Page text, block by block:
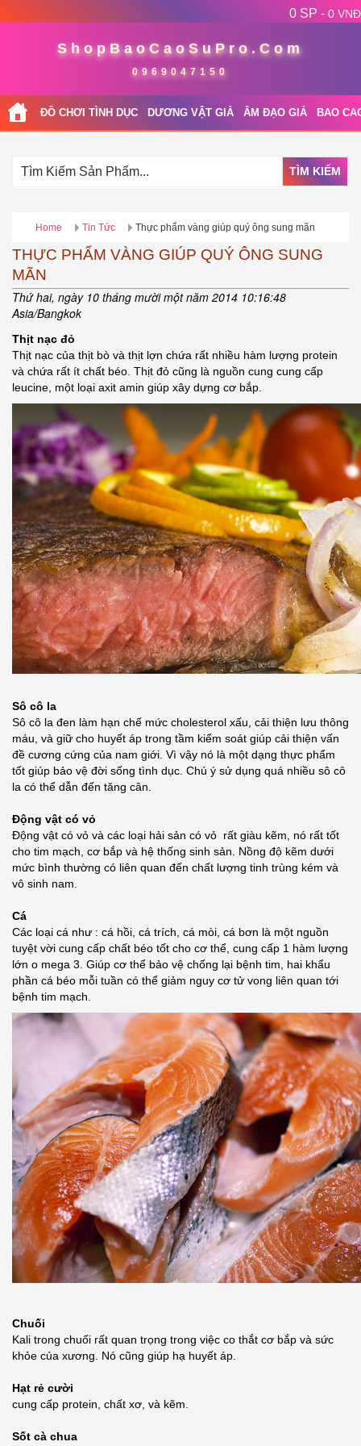
0 SP - 0 VNĐ
ShopBaoCaoSuPro.Com
0969047150
ĐỒ CHƠI TÌNH DỤC DƯƠNG VẬT GIẢ ÂM ĐẠO GIẢ BAO
TÌM KIẾM
Home Tin Tức Thực phẩm vàng giúp quý ông sung mãn
THỰC PHẨM VÀNG GIÚP QUÝ ÔNG SUNG
MÃN
Thứ hai, ngày 10 tháng mười một năm 2014 10:16:48
Asia/Bangkok
Thịt nạc đỏ
Thịt nạc của thịt bò và thịt lợn chứa rất nhiều hàm lượng protein
và chứa rất ít chất béo. Thịt đỏ cũng là nguồn cung cung cấp
leucine, một loại axit amin giúp xây dựng cơ bắp.
Sô cô la
Sô cô la đen làm hạn chế mức cholesterol xấu, cải thiện lưu thông
máu, và giữ cho huyết áp trong tầm kiểm soát giúp cải thiện vấn
đề cương cứng của nam giới. Vì vậy nó là một dạng thực phẩm
tốt giúp bảo vệ đời sống tình dục. Chú ý sử dụng quá nhiều sô cô
la có thể dẫn đến tăng cân.
Động vật có vỏ
Động vật có vỏ và các loại hải sản có vỏ rất giàu kẽm, nó rất tốt
cho tim mạch, cơ bắp và hệ thống sinh sản. Nồng độ kẽm dưới
mức bình thường có liên quan đến chất lượng tinh trùng kém và
vô sinh nam.
Cá
Các loại cá như : cá hồi, cá trích, cá mòi, cá bơn là một nguồn
tuyệt vời cung cấp chất béo tốt cho cơ thể, cung cấp 1 hàm lượng
lớn o mega 3. Giúp cơ thể bảo vệ chống lại bệnh tim, hai khẩu
phần cá béo mỗi tuần có thể giảm nguy cơ tử vong liên quan tới
bệnh tim mạch.
Chuối
Kali trong chuối rất quan trọng trong việc co thắt cơ bắp và sức
khỏe của xương. Nó cũng giúp hạ huyết áp.
Hạt rẻ cười
cung cấp protein, chất xơ, và kẽm.
Sốt cà chua